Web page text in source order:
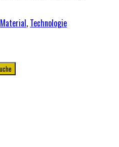
Material, Technologie